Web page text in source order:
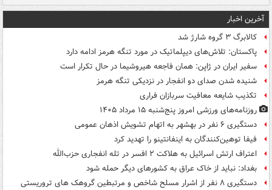
آخرین اخبار
کالابرگ ۳ گروه شارژ شد
پاکستان: تلاش‌های دیپلماتیک در مورد تنگه هرمز ادامه دارد
سفیر ایران در ژاپن: همان فاجعه هیروشیما در حال تکرار است
شنیده شدن صدای دو انفجار در نزدیکی تنگه هرمز
تکذیب شایعه معافیت سربازان فراری
روزنامه‌های ورزشی امروز پنج‌شنبه ۱۵ مرداد ۱۴۰۵
دستگیری ۶ نفر در بهشهر به اتهام تشویش اذهان عمومی
فیفا توهین‌کنندگان به اینفانتینو را تهدید کرد
اعتراف ارتش اسرائیل به هلاکت ۲ افسر در تله انفجاری حزب‌الله
بغداد: نباید از خاک عراق به کشورهای دیگر حمله شود
دستگیری ۸ نفر از اشرار مسلح شاخص و مرتبطین گروهک های تروریستی